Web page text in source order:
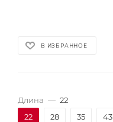
В ИЗБРАННОЕ
Длина — 22
22
28 35 43